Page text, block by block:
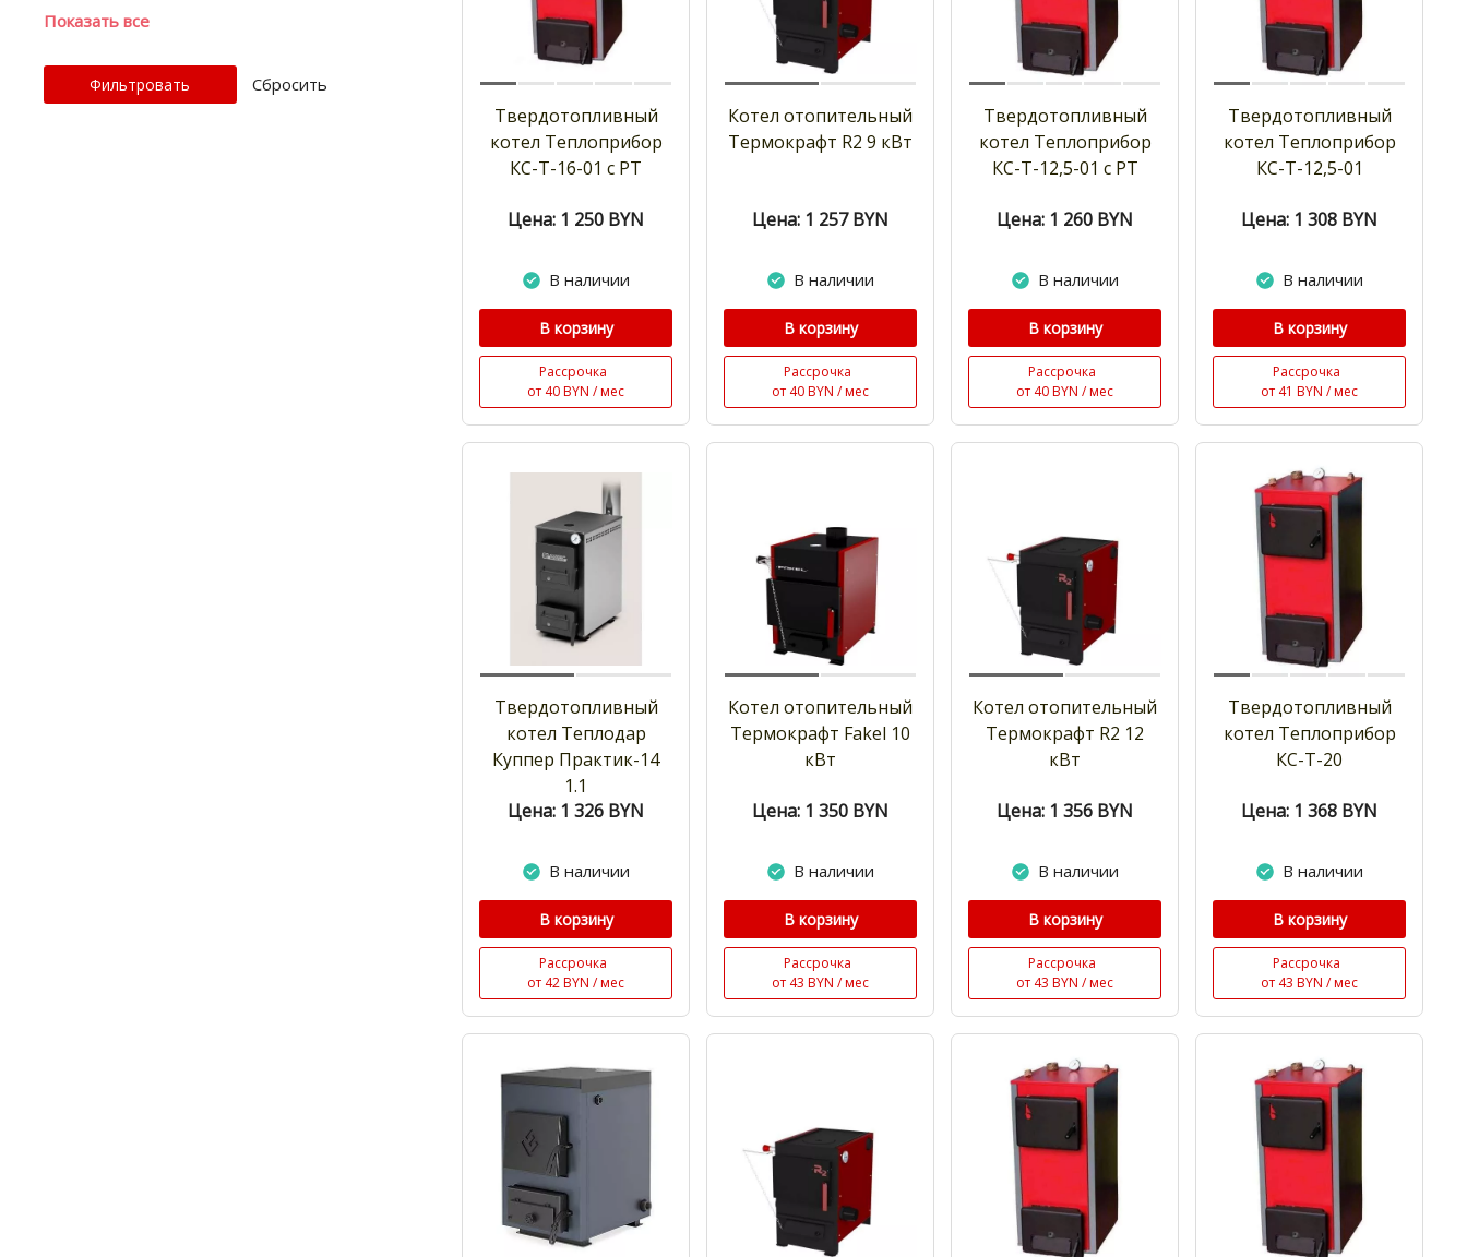
Показать все
Cбросить
Твердотопливный
котел Теплоприбор
КС-Т-16-01 с РТ
Цена: 1 250 BYN
В наличии
В корзину
Рассрочка
от 40 BYN / мес
Котел отопительный
Термокрафт R2 9 кВт
Цена: 1 257 BYN
В наличии
В корзину
Рассрочка
от 40 BYN / мес
Твердотопливный
котел Теплоприбор
КС-Т-12,5-01 с РТ
Цена: 1 260 BYN
В наличии
В корзину
Рассрочка
от 40 BYN / мес
Твердотопливный
котел Теплоприбор
КС-Т-12,5-01
Цена: 1 308 BYN
В наличии
В корзину
Рассрочка
от 41 BYN / мес
Твердотопливный
котел Теплодар
Куппер Практик-14
1.1
Цена: 1 326 BYN
В наличии
В корзину
Рассрочка
от 42 BYN / мес
Котел отопительный
Термокрафт Fakel 10
кВт
Цена: 1 350 BYN
В наличии
В корзину
Рассрочка
от 43 BYN / мес
Котел отопительный
Термокрафт R2 12
кВт
Цена: 1 356 BYN
В наличии
В корзину
Рассрочка
от 43 BYN / мес
Твердотопливный
котел Теплоприбор
КС-Т-20
Цена: 1 368 BYN
В наличии
В корзину
Рассрочка
от 43 BYN / мес